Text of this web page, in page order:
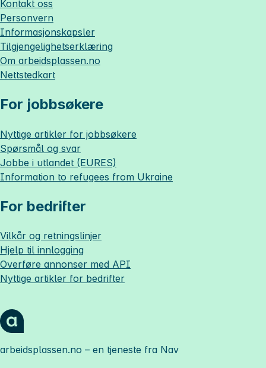
Kontakt oss
Personvern
Informasjonskapsler
Tilgjengelighetserklæring
Om arbeidsplassen.no
Nettstedkart
For jobbsøkere
Nyttige artikler for jobbsøkere
Spørsmål og svar
Jobbe i utlandet (EURES)
Information to refugees from Ukraine
For bedrifter
Vilkår og retningslinjer
Hjelp til innlogging
Overføre annonser med API
Nyttige artikler for bedrifter
arbeidsplassen.no – en tjeneste fra Nav